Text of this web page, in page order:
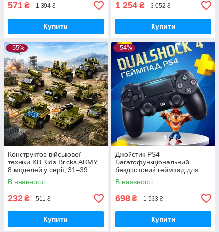
571 ₴ 1 394 ₴
Купити
1 254 ₴ 3 052 ₴
Купити
–55%
Конструктор військової
техніки KB Kids Bricks ARMY,
8 моделей у серії, 31–39
деталей, 6+
В наявності
232 ₴ 511 ₴
Купити
–54%
Джойстик PS4
Багатофункціональний
бездротовий геймпад для
Bluetooth-консолі з подвійною
вібрацією DualShock 4 V3.5
PlayStation 4,
В наявності
698 ₴ 1 533 ₴
Купити